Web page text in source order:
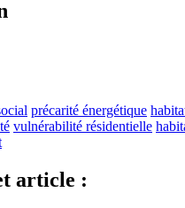
précarité énergétique
vulnérabilité résidentielle
article :